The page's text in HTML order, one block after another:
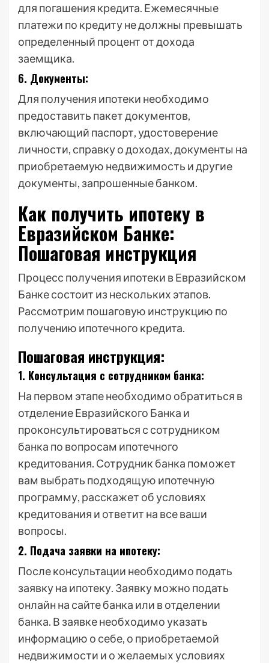
для погашения кредита. Ежемесячные
платежи по кредиту не должны превышать
определенный процент от дохода
заемщика.
6. Документы:
Для получения ипотеки необходимо
предоставить пакет документов,
включающий паспорт, удостоверение
личности, справку о доходах, документы на
приобретаемую недвижимость и другие
документы, запрошенные банком.
Как получить ипотеку в
Евразийском Банке:
Пошаговая инструкция
Процесс получения ипотеки в Евразийском
Банке состоит из нескольких этапов.
Рассмотрим пошаговую инструкцию по
получению ипотечного кредита.
Пошаговая инструкция:
1. Консультация с сотрудником банка:
На первом этапе необходимо обратиться в
отделение Евразийского Банка и
проконсультироваться с сотрудником
банка по вопросам ипотечного
кредитования. Сотрудник банка поможет
вам выбрать подходящую ипотечную
программу, расскажет об условиях
кредитования и ответит на все ваши
вопросы.
2. Подача заявки на ипотеку:
После консультации необходимо подать
заявку на ипотеку. Заявку можно подать
онлайн на сайте банка или в отделении
банка. В заявке необходимо указать
информацию о себе, о приобретаемой
недвижимости и о желаемых условиях